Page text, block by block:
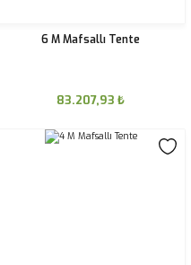
6 M Mafsallı Tente
83.207,93 ₺